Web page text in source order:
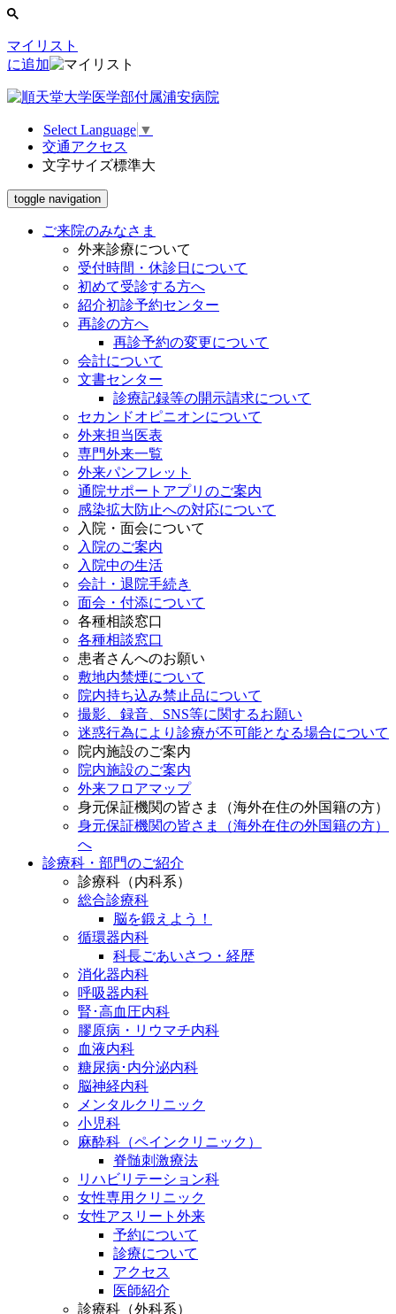
マイリスト
に追加
Select Language ▼
交通アクセス
文字サイズ標準大
toggle navigation
ご来院のみなさま
外来診療について
受付時間・休診日について
初めて受診する方へ
紹介初診予約センター
再診の方へ
再診予約の変更について
会計について
文書センター
診療記録等の開示請求について
セカンドオピニオンについて
外来担当医表
専門外来一覧
外来パンフレット
通院サポートアプリのご案内
感染拡大防止への対応について
入院・面会について
入院のご案内
入院中の生活
会計・退院手続き
面会・付添について
各種相談窓口
各種相談窓口
患者さんへのお願い
敷地内禁煙について
院内持ち込み禁止品について
撮影、録音、SNS等に関するお願い
迷惑行為により診療が不可能となる場合について
院内施設のご案内
院内施設のご案内
外来フロアマップ
身元保証機関の皆さま（海外在住の外国籍の方）
身元保証機関の皆さま（海外在住の外国籍の方）
へ
診療科・部門のご紹介
診療科（内科系）
総合診療科
脳を鍛えよう！
循環器内科
科長ごあいさつ・経歴
消化器内科
呼吸器内科
腎･高血圧内科
膠原病・リウマチ内科
血液内科
糖尿病･内分泌内科
脳神経内科
メンタルクリニック
小児科
麻酔科（ペインクリニック）
脊髄刺激療法
リハビリテーション科
女性専用クリニック
女性アスリート外来
予約について
診療について
アクセス
医師紹介
診療科（外科系）